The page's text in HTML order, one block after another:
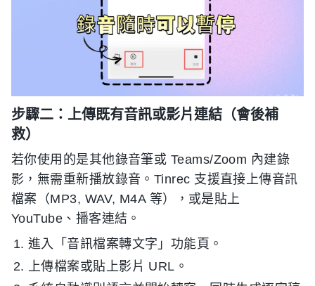
步驟二：上傳既有音訊或影片連結（會後補
救）
若你使用的是其他錄音筆或 Teams/Zoom 內建錄
影，無需重新播放錄音。Tinrec 支援直接上傳音訊
檔案（MP3, WAV, M4A 等），或是貼上
YouTube、播客連結。
進入「音訊檔案轉文字」功能頁。
上傳檔案或貼上影片 URL。